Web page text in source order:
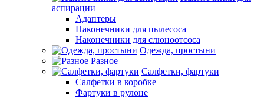
аспирации
Адаптеры
Наконечники для пылесоса
Наконечники для слюноотсоса
Одежда, простыни
Разное
Салфетки, фартуки
Салфетки в коробке
Фартуки в рулоне